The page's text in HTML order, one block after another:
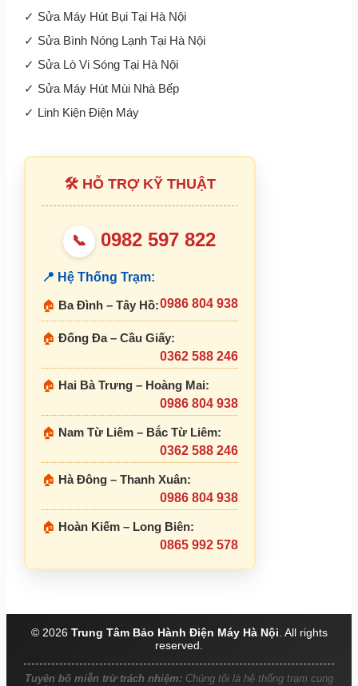
✓ Sửa Máy Hút Bụi Tại Hà Nội
✓ Sửa Bình Nóng Lạnh Tại Hà Nội
✓ Sửa Lò Vi Sóng Tại Hà Nội
✓ Sửa Máy Hút Mùi Nhà Bếp
✓ Linh Kiện Điện Máy
🛠 HỖ TRỢ KỸ THUẬT
📞 0982 597 822
📍 Hệ Thống Trạm:
🏠 Ba Đình – Tây Hồ:0986 804 938
🏠 Đống Đa – Cầu Giấy:
0362 588 246
🏠 Hai Bà Trưng – Hoàng Mai:
0986 804 938
🏠 Nam Từ Liêm – Bắc Từ Liêm:
0362 588 246
🏠 Hà Đông – Thanh Xuân:
0986 804 938
🏠 Hoàn Kiếm – Long Biên:
0865 992 578
© 2026 Trung Tâm Bảo Hành Điện Máy Hà Nội . All rights
reserved.
Tuyên bố miễn trừ trách nhiệm:Chúng tôi là hệ thống trạm cung